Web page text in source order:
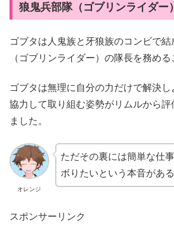
狼鬼兵部隊（ゴブリンライダー
ゴブタは人鬼族と牙狼族のコンビで
（ゴブリンライダー）の隊長を務める
ゴブタは無理に自分の力だけで解決し
協力して取り組む姿勢がリムルから評
ました。
オレンジ
ただその裏には簡単な仕
ボりたいという本音がある
スポンサーリンク